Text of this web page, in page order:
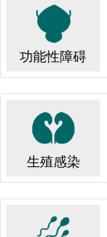
功能性障碍
生殖感染